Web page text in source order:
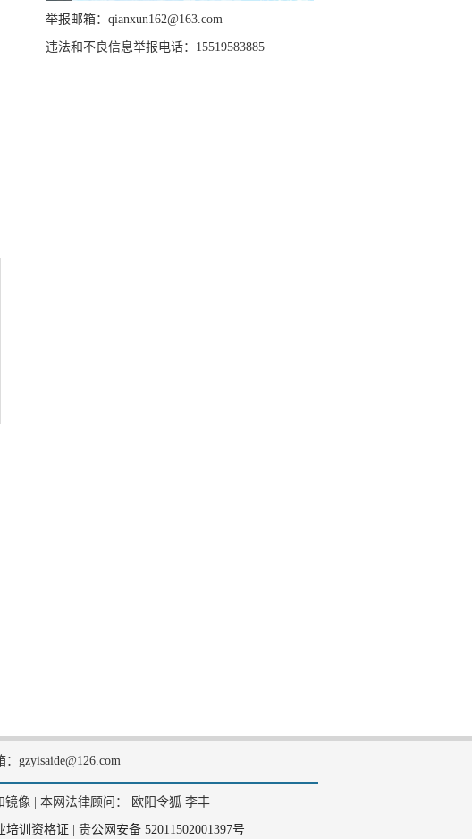
举报邮箱：qianxun162@163.com
违法和不良信息举报电话：15519583885
gzyisaide@126.com
镜像 | 本网法律顾问： 欧阳令狐 李丰
培训资格证 贵公网安备 52011502001397号